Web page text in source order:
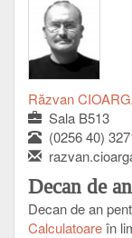
Răzvan
Sala B513
(0256 40)
Decan de
Decan de an
Calculatoareîn